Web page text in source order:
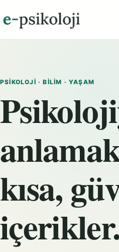
PSIKOLOJI · BILIM · YAŞAM
kısa,
içerikler.